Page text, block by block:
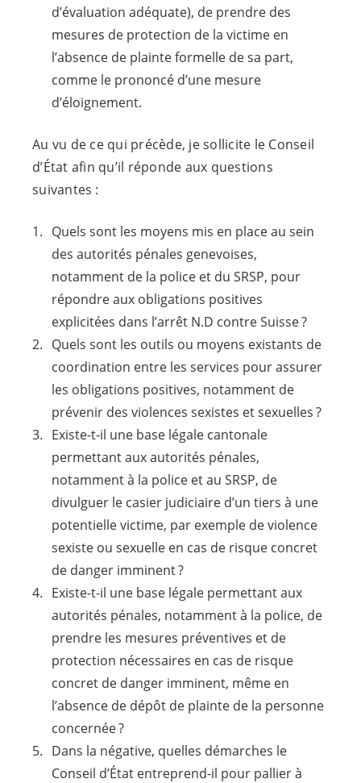
d’évaluation adéquate), de prendre des
mesures de protection de la victime en
l’absence de plainte formelle de sa part,
comme le prononcé d’une mesure
d’éloignement.
Au vu de ce qui précède, je sollicite le Conseil
d’État afin qu’il réponde aux questions
suivantes :
Quels sont les moyens mis en place au sein
des autorités pénales genevoises,
notamment de la police et du SRSP, pour
répondre aux obligations positives
explicitées dans l’arrêt N.D contre Suisse ?
Quels sont les outils ou moyens existants de
coordination entre les services pour assurer
les obligations positives, notamment de
prévenir des violences sexistes et sexuelles ?
Existe-t-il une base légale cantonale
permettant aux autorités pénales,
notamment à la police et au SRSP, de
divulguer le casier judiciaire d’un tiers à une
potentielle victime, par exemple de violence
sexiste ou sexuelle en cas de risque concret
de danger imminent ?
Existe-t-il une base légale permettant aux
autorités pénales, notamment à la police, de
prendre les mesures préventives et de
protection nécessaires en cas de risque
concret de danger imminent, même en
l’absence de dépôt de plainte de la personne
concernée ?
Dans la négative, quelles démarches le
Conseil d’État entreprend-il pour pallier à